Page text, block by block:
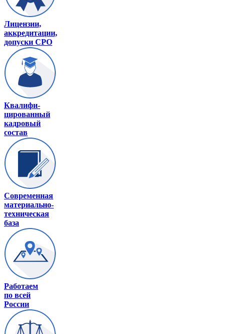
Лицензии,
аккредитации,
допуски СРО
Квалифи-
цированный
кадровый
состав
Современная
материально-
техническая
база
Работаем
по всей
России